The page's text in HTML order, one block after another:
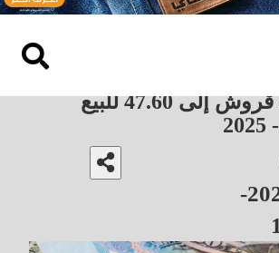
الدولار يتراجع 4 قروش إلى 47.60 للبيع
2025-